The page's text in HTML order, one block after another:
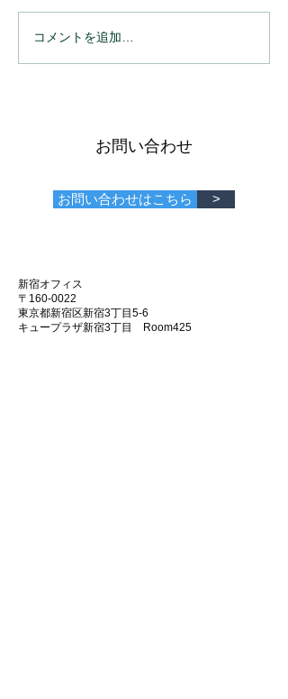
ホームページとアプリの
違い③マーケティングの
コメントを追加…
お問い合わせ
お問い合わせはこちら >
新宿オフィス
〒160-0022
東京都新宿区新宿3丁目5-6
キュープラザ新宿3丁目 Room425